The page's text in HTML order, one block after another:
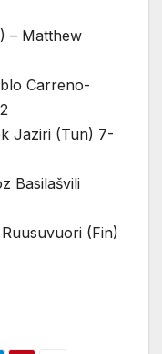
– Matthew
Carreno-
Jaziri (Tun) 7-
Basilašvili
(Fin)